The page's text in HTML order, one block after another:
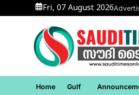
to
Fri, 07 August 2026
Home Gulf